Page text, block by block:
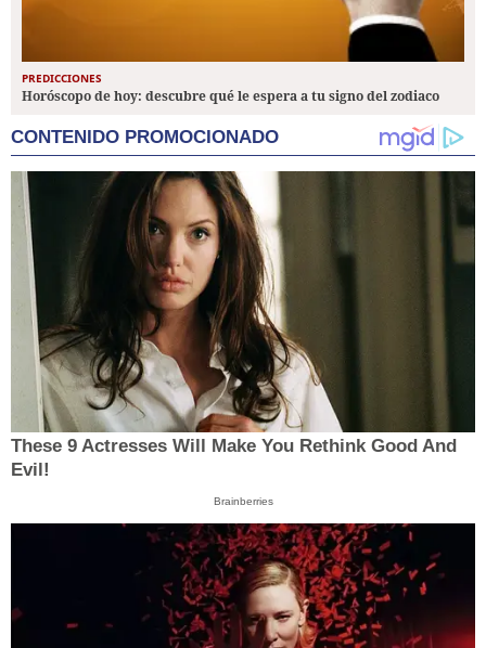
PREDICCIONES
Horóscopo de hoy: descubre qué le espera a tu signo del zodiaco
CONTENIDO PROMOCIONADO
These 9 Actresses Will Make You Rethink Good And
Evil!
Brainberries